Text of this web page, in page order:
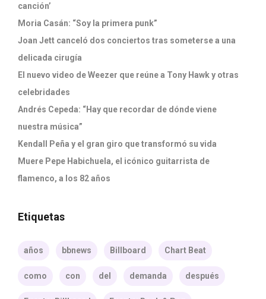
canción’
Moria Casán: “Soy la primera punk”
Joan Jett canceló dos conciertos tras someterse a una
delicada cirugía
El nuevo video de Weezer que reúne a Tony Hawk y otras
celebridades
Andrés Cepeda: “Hay que recordar de dónde viene
nuestra música”
Kendall Peña y el gran giro que transformó su vida
Muere Pepe Habichuela, el icónico guitarrista de
flamenco, a los 82 años
Etiquetas
años bbnews Billboard Chart Beat
como con del demanda después